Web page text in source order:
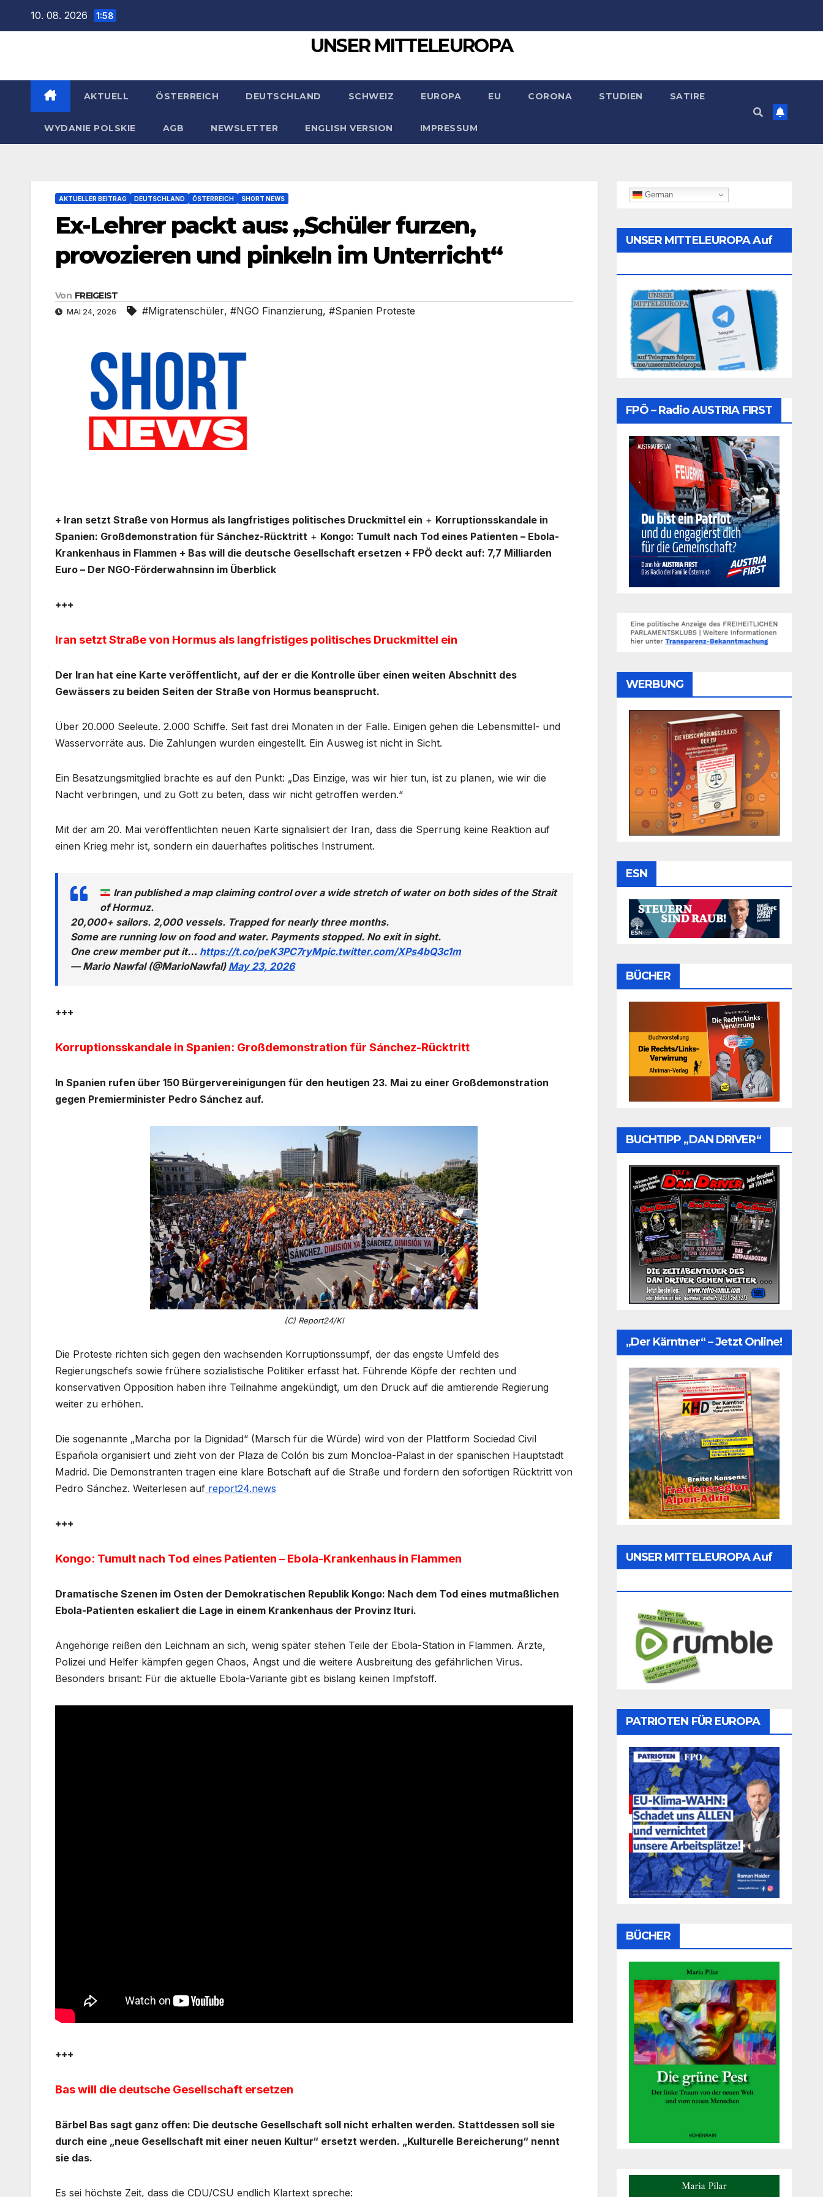
10. 08. 2026 1:58
UNSER MITTELEUROPA
AKTUELL ÖSTERREICH DEUTSCHLAND SCHWEIZ EUROPA EU CORONA STUDIEN SATIRE
WYDANIE POLSKIE AGB NEWSLETTER ENGLISH VERSION IMPRESSUM
AKTUELLER BEITRAG DEUTSCHLAND ÖSTERREICH SHORT NEWS
Ex-Lehrer packt aus: „Schüler furzen,
provozieren und pinkeln im Unterricht“
Von FREIGEIST
MAI 24, 2026 #Migratenschüler, #NGO Finanzierung, #Spanien Proteste
+ Iran setzt Straße von Hormus als langfristiges politisches Druckmittel ein + Korruptionsskandale in
Spanien: Großdemonstration für Sánchez-Rücktritt + Kongo: Tumult nach Tod eines Patienten – Ebola-
Krankenhaus in Flammen + Bas will die deutsche Gesellschaft ersetzen + FPÖ deckt auf: 7,7 Milliarden
Euro – Der NGO-Förderwahnsinn im Überblick
+++
Iran setzt Straße von Hormus als langfristiges politisches Druckmittel ein
Der Iran hat eine Karte veröffentlicht, auf der er die Kontrolle über einen weiten Abschnitt des
Gewässers zu beiden Seiten der Straße von Hormus beansprucht.
Über 20.000 Seeleute. 2.000 Schiffe. Seit fast drei Monaten in der Falle. Einigen gehen die Lebensmittel- und
Wasservorräte aus. Die Zahlungen wurden eingestellt. Ein Ausweg ist nicht in Sicht.
Ein Besatzungsmitglied brachte es auf den Punkt: „Das Einzige, was wir hier tun, ist zu planen, wie wir die
Nacht verbringen, und zu Gott zu beten, dass wir nicht getroffen werden.“
Mit der am 20. Mai veröffentlichten neuen Karte signalisiert der Iran, dass die Sperrung keine Reaktion auf
einen Krieg mehr ist, sondern ein dauerhaftes politisches Instrument.
Iran published a map claiming control over a wide stretch of water on both sides of the Strait
of Hormuz.
20,000+ sailors. 2,000 vessels. Trapped for nearly three months.
Some are running low on food and water. Payments stopped. No exit in sight.
One crew member put it… https://t.co/peK3PC7ryMpic.twitter.com/XPs4bQ3c1m
— Mario Nawfal (@MarioNawfal) May 23, 2026
+++
Korruptionsskandale in Spanien: Großdemonstration für Sánchez-Rücktritt
In Spanien rufen über 150 Bürgervereinigungen für den heutigen 23. Mai zu einer Großdemonstration
gegen Premierminister Pedro Sánchez auf.
(C) Report24/KI
Die Proteste richten sich gegen den wachsenden Korruptionssumpf, der das engste Umfeld des
Regierungschefs sowie frühere sozialistische Politiker erfasst hat. Führende Köpfe der rechten und
konservativen Opposition haben ihre Teilnahme angekündigt, um den Druck auf die amtierende Regierung
weiter zu erhöhen.
Die sogenannte „Marcha por la Dignidad“ (Marsch für die Würde) wird von der Plattform Sociedad Civil
Española organisiert und zieht von der Plaza de Colón bis zum Moncloa-Palast in der spanischen Hauptstadt
Madrid. Die Demonstranten tragen eine klare Botschaft auf die Straße und fordern den sofortigen Rücktritt von
Pedro Sánchez. Weiterlesen auf report24.news
+++
Kongo: Tumult nach Tod eines Patienten – Ebola-Krankenhaus in Flammen
Dramatische Szenen im Osten der Demokratischen Republik Kongo: Nach dem Tod eines mutmaßlichen
Ebola-Patienten eskaliert die Lage in einem Krankenhaus der Provinz Ituri.
Angehörige reißen den Leichnam an sich, wenig später stehen Teile der Ebola-Station in Flammen. Ärzte,
Polizei und Helfer kämpfen gegen Chaos, Angst und die weitere Ausbreitung des gefährlichen Virus.
Besonders brisant: Für die aktuelle Ebola-Variante gibt es bislang keinen Impfstoff.
+++
Bas will die deutsche Gesellschaft ersetzen
Bärbel Bas sagt ganz offen: Die deutsche Gesellschaft soll nicht erhalten werden. Stattdessen soll sie
durch eine „neue Gesellschaft mit einer neuen Kultur“ ersetzt werden. „Kulturelle Bereicherung“ nennt
sie das.
Es sei höchste Zeit, dass die CDU/CSU endlich Klartext spreche:
German
UNSER MITTELEUROPA Auf
FPÖ – Radio AUSTRIA FIRST
WERBUNG
ESN
BÜCHER
BUCHTIPP „DAN DRIVER“
„Der Kärntner“ – Jetzt Online!
UNSER MITTELEUROPA Auf
PATRIOTEN FÜR EUROPA
BÜCHER